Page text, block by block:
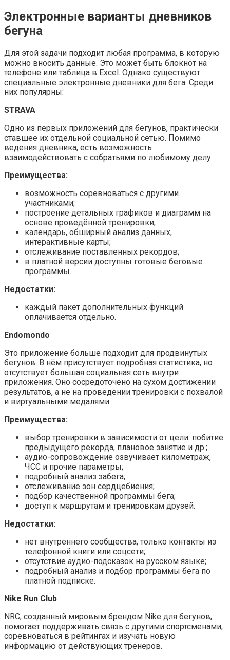
Электронные варианты дневников
бегуна
Для этой задачи подходит любая программа, в которую
можно вносить данные. Это может быть блокнот на
телефоне или таблица в Excel. Однако существуют
специальные электронные дневники для бега. Среди
них популярны:
STRAVA
Одно из первых приложений для бегунов, практически
ставшее их отдельной социальной сетью. Помимо
ведения дневника, есть возможность
взаимодействовать с собратьями по любимому делу.
Преимущества:
возможность соревноваться с другими
участниками;
построение детальных графиков и диаграмм на
основе проведённой тренировки;
календарь, обширный анализ данных,
интерактивные карты;
отслеживание поставленных рекордов;
в платной версии доступны готовые беговые
программы.
Недостатки:
каждый пакет дополнительных функций
оплачивается отдельно.
Endomondo
Это приложение больше подходит для продвинутых
бегунов. В нём присутствует подробная статистика, но
отсутствует большая социальная сеть внутри
приложения. Оно сосредоточено на сухом достижении
результатов, а не на проведении тренировки с похвалой
и виртуальными медалями.
Преимущества:
выбор тренировки в зависимости от цели: побитие
предыдущего рекорда, плановое занятие и др.;
аудио-сопровождение озвучивает километраж,
ЧСС и прочие параметры;
подробный анализ забега;
отслеживание зон сердцебиения;
подбор качественной программы бега;
доступ к маршрутам и тренировкам друзей.
Недостатки:
нет внутреннего сообщества, только контакты из
телефонной книги или соцсети;
отсутствие аудио-подсказок на русском языке;
подробный анализ и подбор программы бега по
платной подписке.
Nike Run Club
NRC, созданный мировым брендом Nike для бегунов,
помогает поддерживать связь с другими спортсменами,
соревноваться в рейтингах и изучать новую
информацию от действующих тренеров.